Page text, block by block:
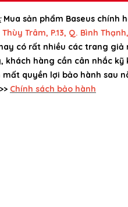
Mua sản phẩm Baseus chính
Trâm, P.13, Q. Bình Thạnh,
có rất nhiều các trang giả
khách hàng cần cân nhắc kỹ
quyền lợi bảo hành sau
Chính sách bảo hành